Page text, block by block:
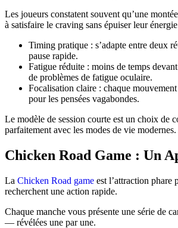
Les joueurs constatent souvent qu’une
à satisfaire le craving sans épuiser leur
Timing pratique : s’adapte entre deux
pause rapide.
Fatigue réduite : moins de temps
de problèmes de fatigue oculaire.
Focalisation claire : chaque
pour les pensées vagabondes.
Le modèle de session courte est un choix de
parfaitement avec les modes de vie modernes.
Chicken Road Game : Un
La Chicken Road game est l’attraction phare
recherchent une action rapide.
Chaque manche vous présente une série de
— révélées une par une.